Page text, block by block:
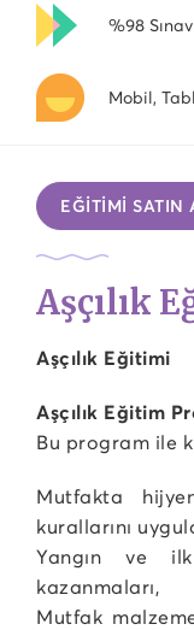
%98
Mobil,
EĞİTİMİ SATIN
Aşçılık
Aşçılık Eğitimi
Aşçılık Eğitim
Bu program ile
Mutfakta
kurallarını
Yangın ve
kazanmaları,
Mutfak